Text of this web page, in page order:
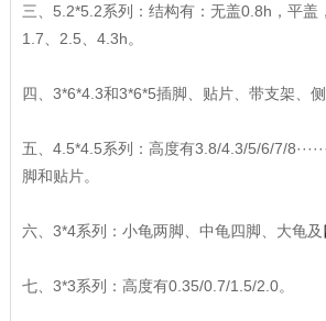
三、5.2*5.2系列：结构有：无盖0.8h，平盖
1.7、2.5、4.3h。
四、3*6*4.3和3*6*5插脚、贴片、带支架、侧
五、4.5*4.5系列：高度有3.8/4.3/5/6/7/
脚和贴片。
六、3*4系列：小龟两脚、中龟四脚、大龟及
七、3*3系列：高度有0.35/0.7/1.5/2.0。